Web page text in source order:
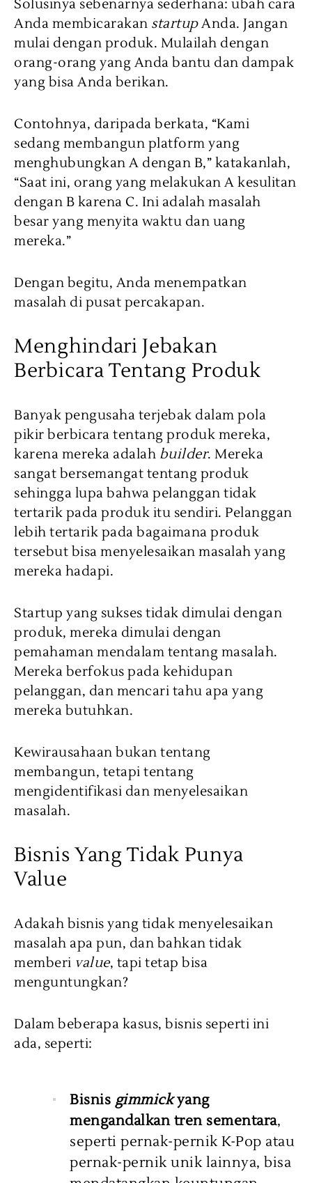
Solusinya sebenarnya sederhana: ubah cara
Anda membicarakan startupAnda. Jangan
mulai dengan produk. Mulailah dengan
orang-orang yang Anda bantu dan dampak
yang bisa Anda berikan.
Contohnya, daripada berkata, “Kami
sedang membangun platform yang
menghubungkan A dengan B,” katakanlah,
“Saat ini, orang yang melakukan A kesulitan
dengan B karena C. Ini adalah masalah
besar yang menyita waktu dan uang
mereka.”
Dengan begitu, Anda menempatkan
masalah di pusat percakapan.
Menghindari Jebakan
Berbicara Tentang Produk
Banyak pengusaha terjebak dalam pola
pikir berbicara tentang produk mereka,
karena mereka adalah builder. Mereka
sangat bersemangat tentang produk
sehingga lupa bahwa pelanggan tidak
tertarik pada produk itu sendiri. Pelanggan
lebih tertarik pada bagaimana produk
tersebut bisa menyelesaikan masalah yang
mereka hadapi.
Startup yang sukses tidak dimulai dengan
produk, mereka dimulai dengan
pemahaman mendalam tentang masalah.
Mereka berfokus pada kehidupan
pelanggan, dan mencari tahu apa yang
mereka butuhkan.
Kewirausahaan bukan tentang
membangun, tetapi tentang
mengidentifikasi dan menyelesaikan
masalah.
Bisnis Yang Tidak Punya
Value
Adakah bisnis yang tidak menyelesaikan
masalah apa pun, dan bahkan tidak
memberi value, tapi tetap bisa
menguntungkan?
Dalam beberapa kasus, bisnis seperti ini
ada, seperti:
Bisnis gimmickyang
mengandalkan tren sementara,
seperti pernak-pernik K-Pop atau
pernak-pernik unik lainnya, bisa